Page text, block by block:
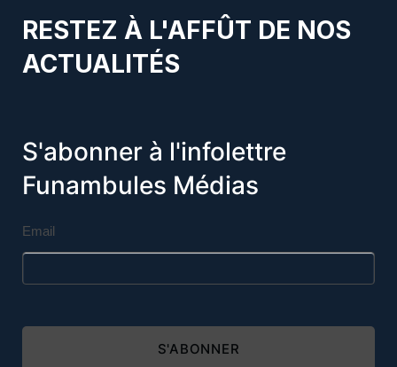
RESTEZ À L'AFFÛT DE NOS
ACTUALITÉS
S'abonner à l'infolettre
Funambules Médias
Email
S'ABONNER